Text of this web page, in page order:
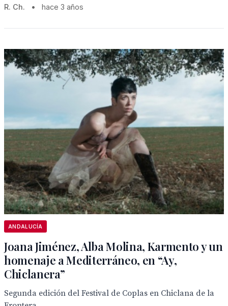
R. Ch. • hace 3 años
ANDALUCÍA
Joana Jiménez, Alba Molina, Karmento y un
homenaje a Mediterráneo, en “Ay,
Chiclanera”
Segunda edición del Festival de Coplas en Chiclana de la